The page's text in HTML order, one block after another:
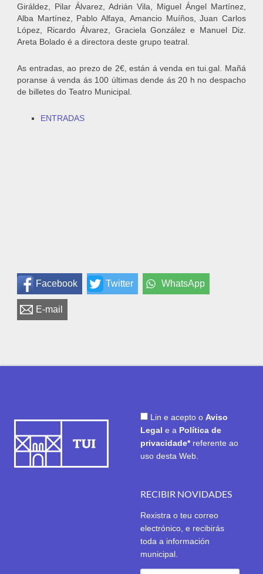
Giráldez, Pilar Álvarez, Adrián Vila, Miguel Ángel Martínez,
Alba Martínez, Pablo Alfaya, Amancio Muíños, Juan Carlos
López, Ricardo Álvarez, Graciela González e Manuel Diz.
Areta Bolado é a directora deste grupo teatral.
As entradas, ao prezo de 2€, están á venda en tui.gal. Mañá
poranse á venda ás 100 últimas dende ás 20 h no despacho
de billetes do Teatro Municipal.
ENTRADAS
Facebook Twitter WhatsApp
E-mail
Lin e acepto o Aviso
Legal e a Política de
privacidade* referente ao
uso desta Web.
RECIBIR NOVIDADES
Rexistra o teu correo
electrónico, e recibirás
toda a información
municipal.